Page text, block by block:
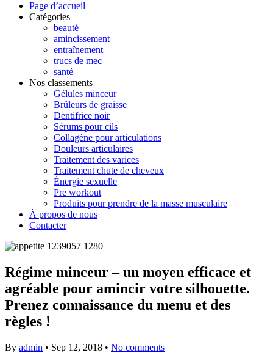
Page d’accueil
Catégories
beauté
amincissement
entraînement
trucs de mec
santé
Nos classements
Gélules minceur
Brûleurs de graisse
Dentifrice noir
Sérums pour cils
Collagène pour articulations
Douleurs articulaires
Traitement des varices
Traitement chute de cheveux
Énergie sexuelle
Pre workout
Produits pour prendre de la masse musculaire
À propos de nous
Contacter
Régime minceur – un moyen efficace et
agréable pour amincir votre silhouette.
Prenez connaissance du menu et des
règles !
By admin • Sep 12, 2018 • No comments